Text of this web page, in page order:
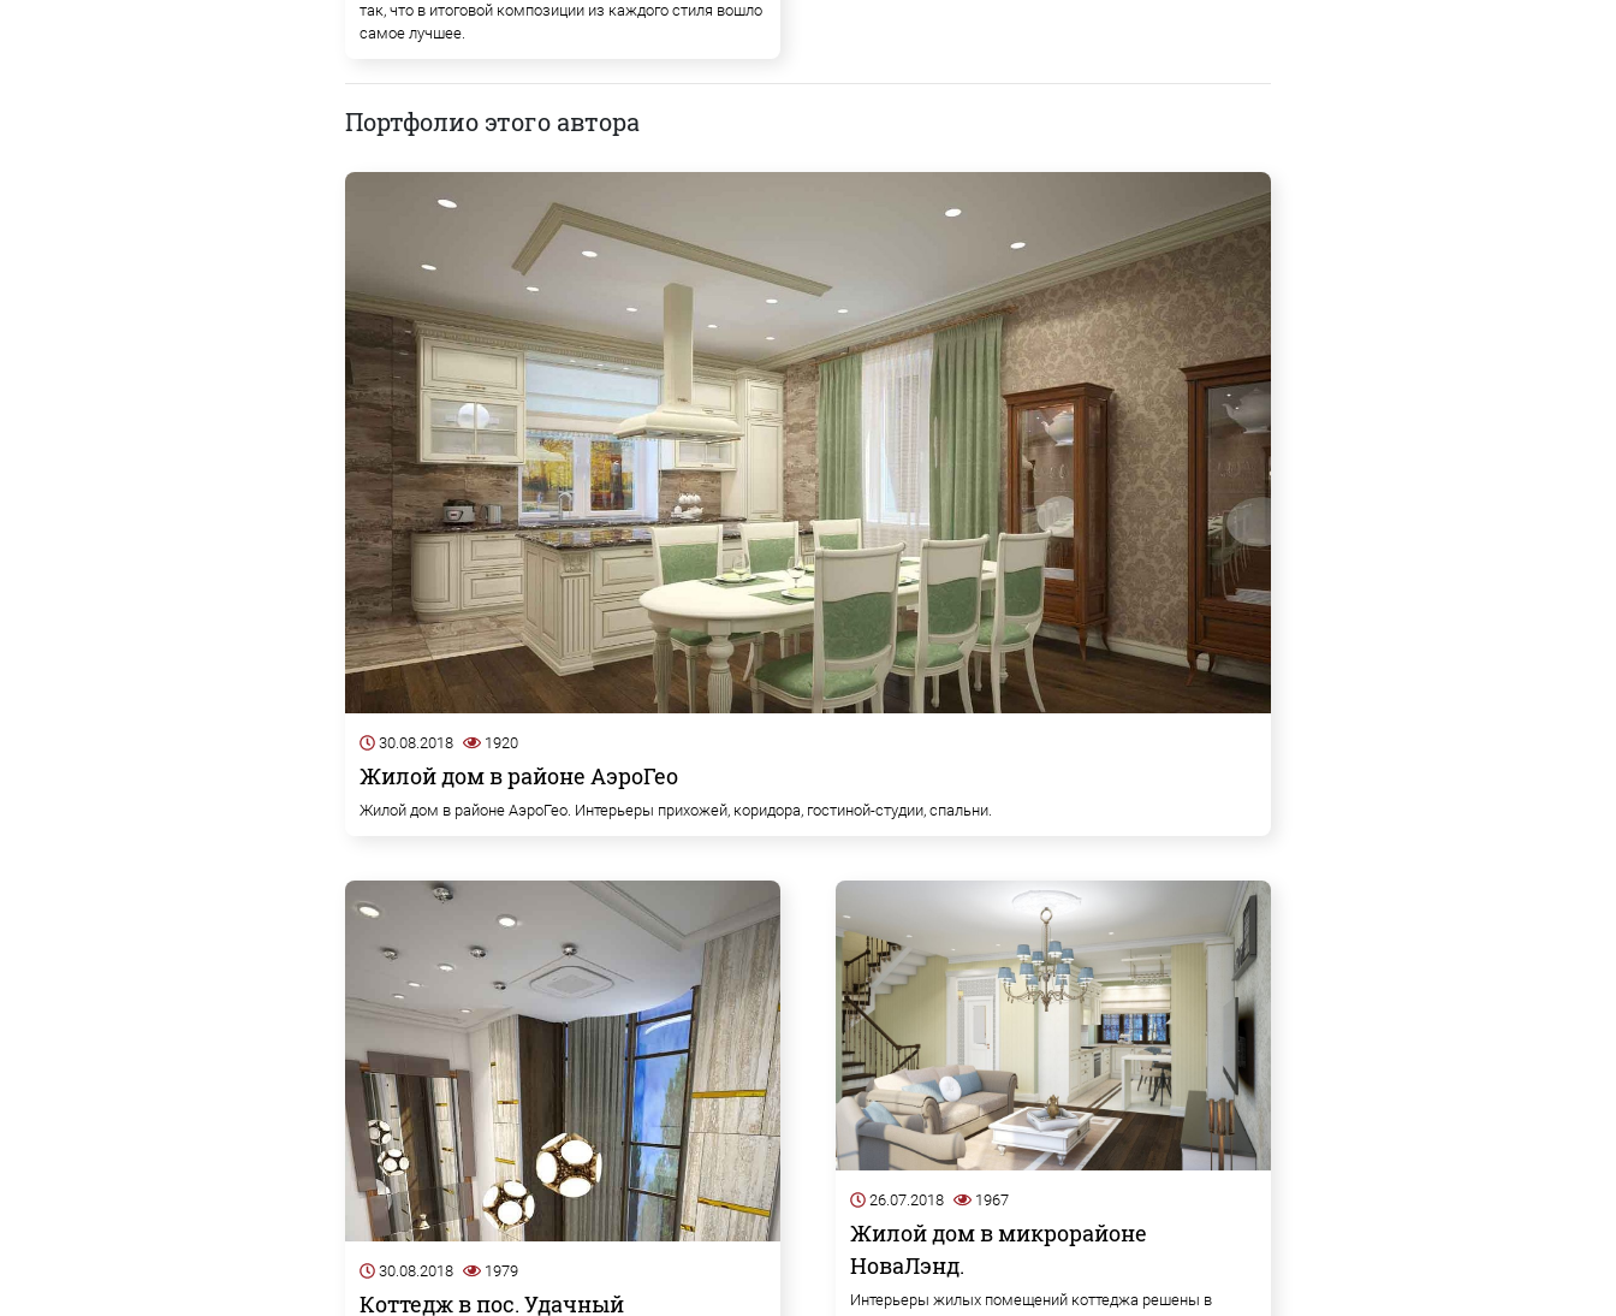
так, что в итоговой композиции из каждого стиля вошло
самое лучшее.
Портфолио этого автора
30.08.2018 1920
Жилой дом в районе АэроГео
Жилой дом в районе АэроГео. Интерьеры прихожей, коридора, гостиной-студии, спальни.
30.08.2018 1979
Коттедж в пос. Удачный
26.07.2018 1967
Жилой дом в микрорайоне
НоваЛэнд.
Интерьеры жилых помещений коттеджа решены в